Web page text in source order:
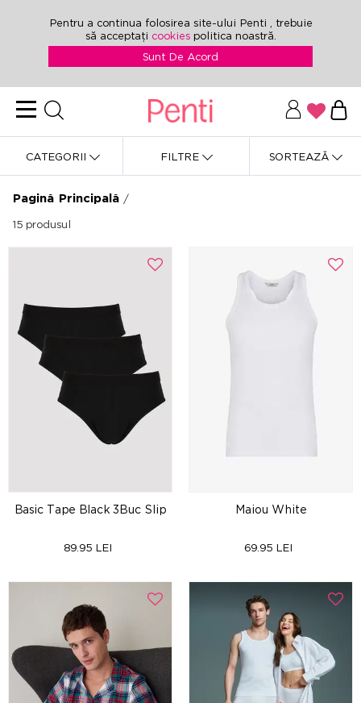
Pentru a continua folosirea site-ului Penti , trebuie
să acceptați cookies politica noastră.
Sunt De Acord
CATEGORII FILTRE SORTEAZĂ
Pagină Principală /
15 produsul
Basic Tape Black 3Buc Slip
89.95 LEI
Maiou White
69.95 LEI